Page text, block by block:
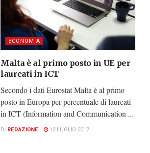
ECONOMIA
Malta è al primo posto in UE per
laureati in ICT
Secondo i dati Eurostat Malta è al primo
posto in Europa per percentuale di laureati
in ICT (Information and Communication ...
DI REDAZIONE 12 LUGLIO 2017